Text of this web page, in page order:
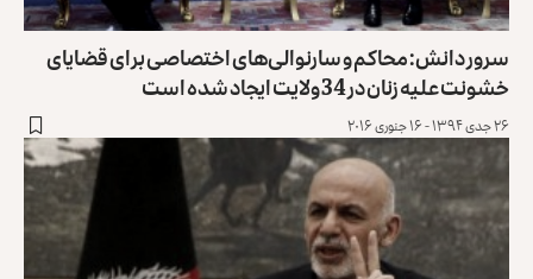
سرور دانش: محاکم و سارنوالی‌های اختصاصی برای قضایای
خشونت علیه زنان در 34 ولایت ایجاد شده است
۲۶ جدی ۱۳۹۴ - ۱۶ جنوری ۲۰۱۶